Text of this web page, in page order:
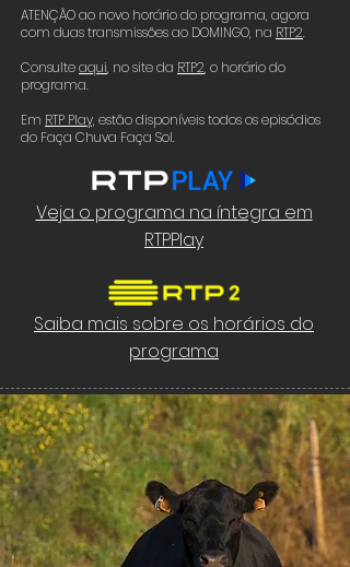
ATENÇÃO ao novo horário do programa, agora
com duas transmissões ao DOMINGO, na RTP2.
Consulteaqui, no site da RTP2, o horário do
programa.
Em RTP Play, estão disponíveis todos os episódios
do Faça Chuva Faça Sol.
Veja o programa na íntegra em
RTPPlay
Saiba mais sobre os horários do
programa